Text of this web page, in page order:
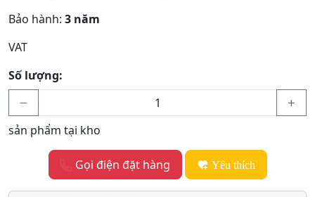
Bảo hành: 3 năm
VAT
Số lượng:
sản phẩm tại kho
Gọi điện đặt hàng Yêu thích